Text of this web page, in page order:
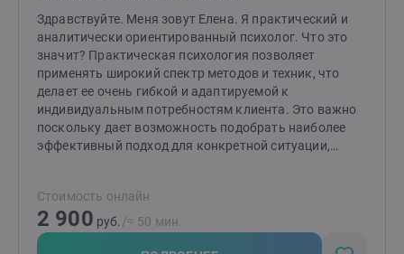
Здравствуйте. Меня зовут Елена. Я практический и
аналитически ориентированный психолог. Что это
значит? Практическая психология позволяет
применять широкий спектр методов и техник, что
делает ее очень гибкой и адаптируемой к
индивидуальным потребностям клиента. Это важно
поскольку дает возможность подобрать наиболее
эффективный подход для конкретной ситуации,
взаимодействию, развитию самосознания и навыков
для решения жизненных задач, что в итоге повышает
качество жизни и эмоциональное благополучие. В
Стоимость онлайн
2 900 руб. /≈ 50 мин.